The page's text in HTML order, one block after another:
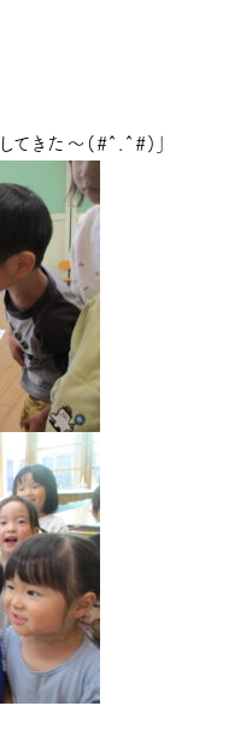
てきた～(#^.^#)」